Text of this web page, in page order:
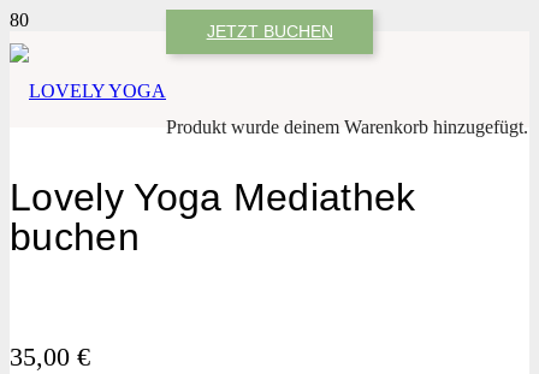
JETZT BUCHEN
Produkt wurde deinem Warenkorb hinzugefügt.
Lovely Yoga Mediathek
buchen
35,00 €